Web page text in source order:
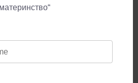
В УКРАИНУ:
УКРАИНЕ ОТ
материнство“